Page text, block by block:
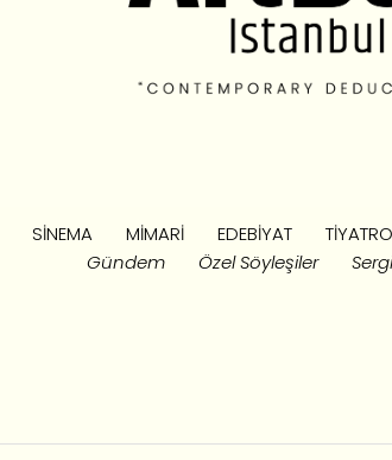
SINEMA MIMARI EDEBIYAT TIYATRO
Gündem
Özel Söyleşiler